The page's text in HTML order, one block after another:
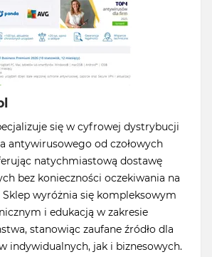
się w cyfrowej dystrybucji
antywirusowego od czołowych
natychmiastową dostawę
bez konieczności oczekiwania na
wyróżnia się kompleksowym
i edukacją w zakresie
stanowiąc zaufane źródło dla
indywidualnych, jak i biznesowych.